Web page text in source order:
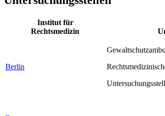
Institut für
Rechtsmedizin
Berlin